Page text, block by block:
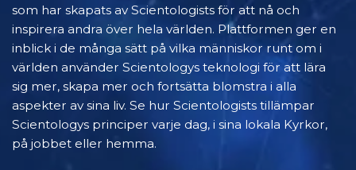
som har skapats av Scientologists för att nå och
inspirera andra över hela världen. Plattformen ger en
inblick i de många sätt på vilka människor runt om i
världen använder Scientologys teknologi för att lära
sig mer, skapa mer och fortsätta blomstra i alla
aspekter av sina liv. Se hur Scientologists tillämpar
Scientologys principer varje dag, i sina lokala Kyrkor,
på jobbet eller hemma.